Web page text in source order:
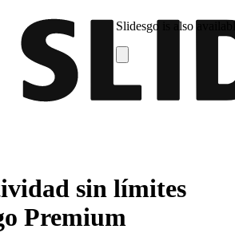
Slidesgo is also
sin límites
Premium